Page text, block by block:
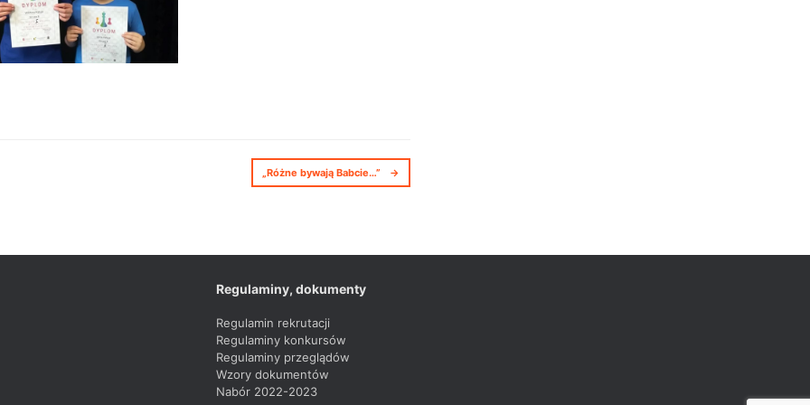
„Różne bywają Babcie…” →
Regulaminy, dokumenty
Regulamin rekrutacji
Regulaminy konkursów
Regulaminy przeglądów
Wzory dokumentów
Nabór 2022-2023